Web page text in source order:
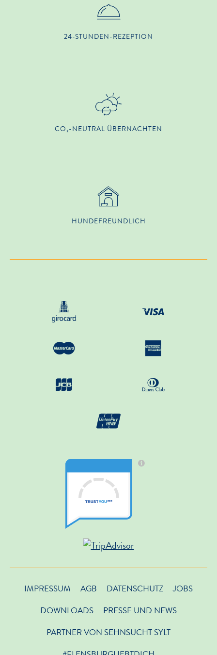
24-STUNDEN-REZEPTION
CO₂-NEUTRAL ÜBERNACHTEN
HUNDE­FREUNDLICH
IMPRESSUM AGB DATENSCHUTZ
JOBS
DOWNLOADS
PRESSE UND NEWS
PARTNER VON SEHNSUCHT SYLT